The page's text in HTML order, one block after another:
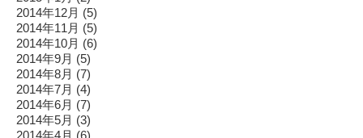
2014年12月 (5)
2014年11月 (5)
2014年10月 (6)
2014年9月 (5)
2014年8月 (7)
2014年7月 (4)
2014年6月 (7)
2014年5月 (3)